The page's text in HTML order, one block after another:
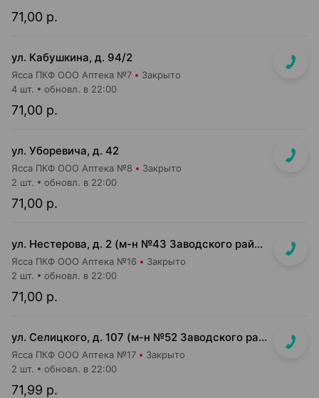
71,00 р.
ул. Кабушкина, д. 94/2
Ясса ПКФ ООО Аптека №7 Закрыто
71,00 р.
4 шт. обновл. в 22:00
ул. Уборевича, д. 42
Ясса ПКФ ООО Аптека №8 Закрыто
71,00 р.
2 шт. обновл. в 22:00
ул. Нестерова, д. 2 (м-н №43 Заводского райпищеторга)
Ясса ПКФ ООО Аптека №16 Закрыто
71,00 р.
2 шт. обновл. в 22:00
ул. Селицкого, д. 107 (м-н №52 Заводского райпищеторга)
Ясса ПКФ ООО Аптека №17 Закрыто
71,99 р.
2 шт. обновл. в 22:00